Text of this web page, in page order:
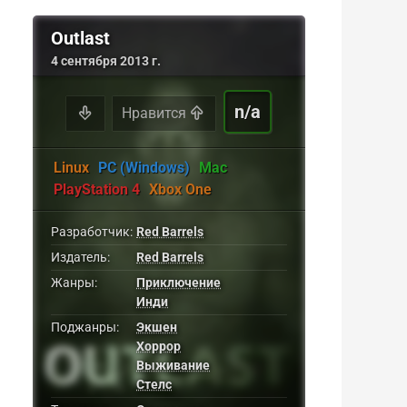
Outlast
4 сентября 2013 г.
Нравится n/a
Linux PC (Windows) Mac
PlayStation 4 Xbox One
Разработчик: Red Barrels
Издатель:
Red Barrels
Жанры:
Приключение
Инди
Поджанры:
Экшен
Хоррор
Выживание
Стелс